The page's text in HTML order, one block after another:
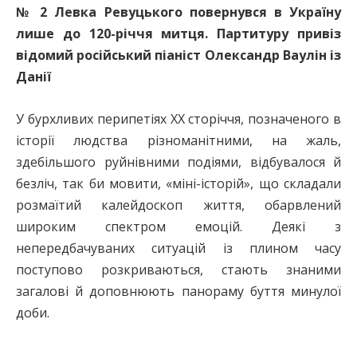
№ 2 Левка Ревуцького повернувся в Україну
лише до 120-річчя митця. Партитуру привіз
відомий російський піаніст Олександр Ваулін із
Данії
У бурхливих перипетіях ХХ сторіччя, позначеного в
історії людства різноманітними, на жаль,
здебільшого руйнівними подіями, відбувалося й
безліч, так би мовити, «міні-історій», що складали
розмаїтий калейдоскоп життя, обарвлений
широким спектром емоцій. Деякі з
непередбачуваних ситуацій із плином часу
поступово розкриваються, стають знаними
загалові й доповнюють панораму буття минулої
доби.